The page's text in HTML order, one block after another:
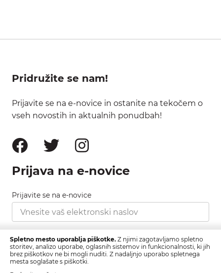
Pridružite se nam!
Prijavite se na e-novice in ostanite na tekočem o
vseh novostih in aktualnih ponudbah!
Prijava na e-novice
Prijavite se na e-novice
Strinjam se s pravilnikom zasebnosti, ki ga najdete
tukaj.
Spletno mesto uporablja piškotke. Z njimi zagotavljamo spletno
storitev, analizo uporabe, oglasnih sistemov in funkcionalnosti, ki jih
brez piškotkov ne bi mogli nuditi. Z nadaljnjo uporabo spletnega
mesta soglašate s piškotki.